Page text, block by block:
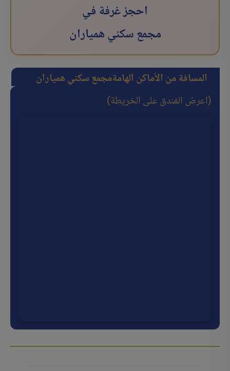
احجز غرفة في
مجمع سكني همیاران
المسافة من الأماكن الهامةمجمع سكني همیاران
(اعرض الفندق على الخريطة)